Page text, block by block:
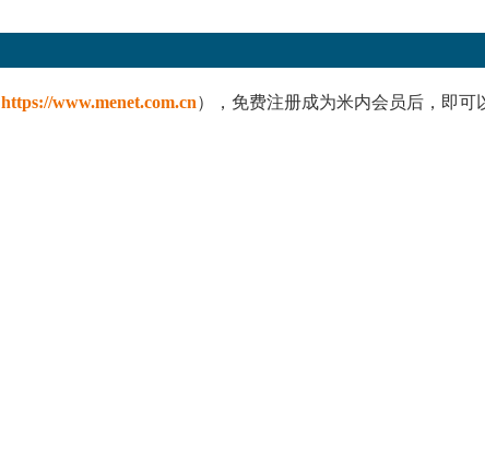
https://www.menet.com.cn），免费注册成为米内会员后，即可